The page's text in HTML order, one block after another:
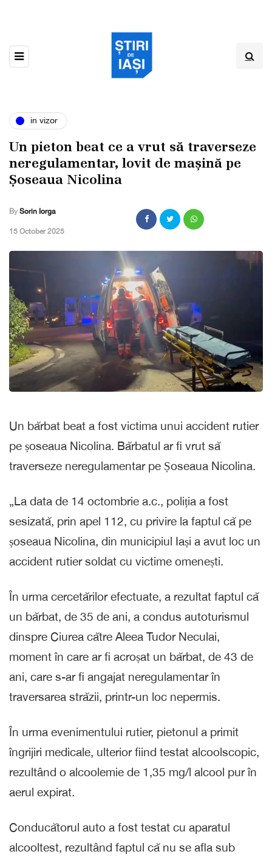
in vizor
Un pieton beat ce a vrut să traverseze
neregulamentar, lovit de mașină pe
Șoseaua Nicolina
By Sorin Iorga
,15 October 2025
Un bărbat beat a fost victima unui accident rutier
pe șoseaua Nicolina. Bărbatul ar fi vrut să
traverseze neregulamentar pe Șoseaua Nicolina.
„La data de 14 octombrie a.c., poliția a fost
sesizată, prin apel 112, cu privire la faptul că pe
șoseaua Nicolina, din municipiul Iași a avut loc un
accident rutier soldat cu victime omenești.
În urma cercetărilor efectuate, a rezultat faptul că
un bărbat, de 35 de ani, a condus autoturismul
dinspre Ciurea către Aleea Tudor Neculai,
moment în care ar fi acroșat un bărbat, de 43 de
ani, care s-ar fi angajat neregulamentar în
traversarea străzii, printr-un loc nepermis.
În urma evenimentului rutier, pietonul a primit
îngrijiri medicale, ulterior fiind testat alcoolscopic,
rezultând o alcoolemie de 1,35 mg/l alcool pur în
aerul expirat.
Conducătorul auto a fost testat cu aparatul
alcooltest, rezultând faptul că nu se afla sub